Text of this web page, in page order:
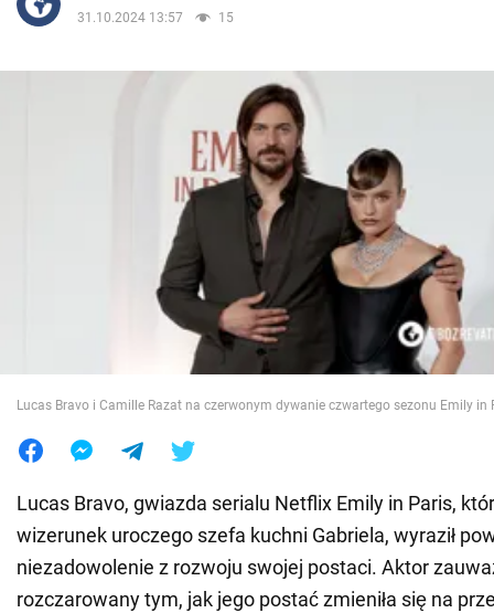
Wojna na Ukrainie
Jedzenie
31.10.2024 13:57
15
Lucas Bravo i Camille Razat na czerwonym dywanie czwartego sezonu Emily in
Lucas Bravo, gwiazda serialu Netflix Emily in Paris,
wizerunek uroczego szefa kuchni Gabriela, wyraził
niezadowolenie z rozwoju swojej postaci. Aktor
rozczarowany tym, jak jego postać zmieniła się na